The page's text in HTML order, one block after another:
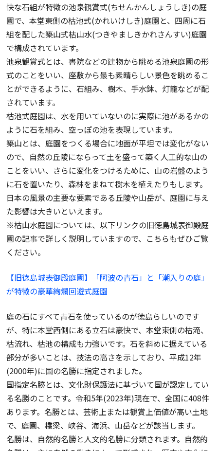
快な石組が特徴の池泉観賞式(ちせんかんしょうしき)の庭
園で、本堂東側の枯池式(かれいけしき)庭園と、四周に石
組を配した築山式枯山水(つきやましきかれさんすい)庭園
で構成されています。
池泉観賞式とは、書院などの建物から眺める池泉庭園の形
式のことをいい、座敷から最も素晴らしい景色を眺めるこ
とができるように、石組み、樹木、手水鉢、灯籠などが配
されています。
枯池式庭園は、水を用いていないのに実際に池があるかの
ように石を組み、空っぽの池を表現しています。
築山とは、庭園をつくる場合に地面が平坦では変化がない
ので、自然の丘陵にならって土を盛って築く人工的な山の
ことをいい、さらに変化をつけるために、山の岩盤のよう
に石を置いたり、森林をまねて樹木を植えたりもします。
日本の風景の主要な要素である丘陵や山岳が、庭園に与え
た影響は大きいといえます。
※枯山水庭園については、以下リンクの旧徳島城表御殿庭
園の記事で詳しく説明していますので、こちらもぜひご覧
ください。
【旧徳島城表御殿庭園】「阿波の青石」と「潮入りの庭」
が特徴の豪華絢爛回遊式庭園
庭の石にすべて青石を使っているのが徳島らしいのです
が、特に本堂西側にある立石は豪快で、本堂東側の枯滝、
枯流れ、枯池の構成も力強いです。石を斜めに据えている
部分が多いことは、技法の高さを示しており、平成12年
(2000年)に国の名勝に指定されました。
国指定名勝とは、文化財保護法に基づいて国が認定してい
る名勝のことです。令和5年(2023年)現在で、全国に408件
あります。名勝とは、芸術上または観賞上価値が高い土地
で、庭園、橋梁、峡谷、海浜、山岳などが該当します。
名勝は、自然的名勝と人文的名勝に分類されます。自然的